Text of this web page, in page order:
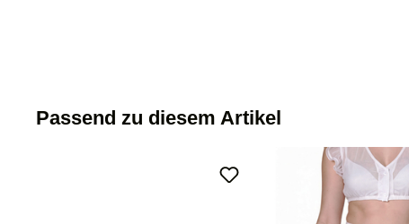
Passend zu diesem Artikel